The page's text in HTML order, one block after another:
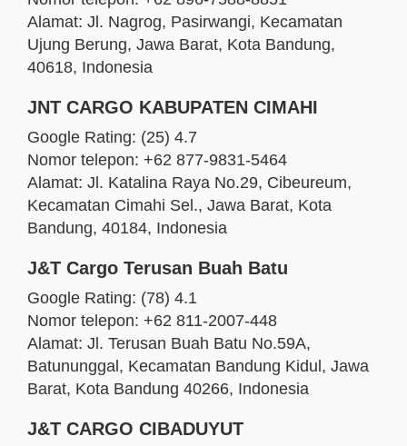
Alamat: Jl. Nagrog, Pasirwangi, Kecamatan
Ujung Berung, Jawa Barat, Kota Bandung,
40618, Indonesia
JNT CARGO KABUPATEN CIMAHI
Google Rating: (25) 4.7
Nomor telepon: +62 877-9831-5464
Alamat: Jl. Katalina Raya No.29, Cibeureum,
Kecamatan Cimahi Sel., Jawa Barat, Kota
Bandung, 40184, Indonesia
J&T Cargo Terusan Buah Batu
Google Rating: (78) 4.1
Nomor telepon: +62 811-2007-448
Alamat: Jl. Terusan Buah Batu No.59A,
Batununggal, Kecamatan Bandung Kidul, Jawa
Barat, Kota Bandung 40266, Indonesia
J&T CARGO CIBADUYUT